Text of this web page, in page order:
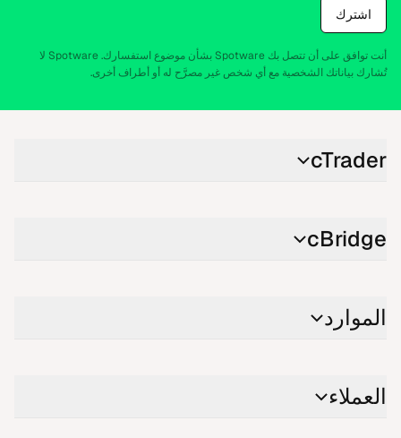
اشترك
أنت توافق على أن تتصل بك Spotware بشأن موضوع استفسارك. Spotware لا
تُشارك بياناتك الشخصية مع أي شخص غير مصرَّح له أو أطراف أخرى.
cTrader
cBridge
الموارد
العملاء